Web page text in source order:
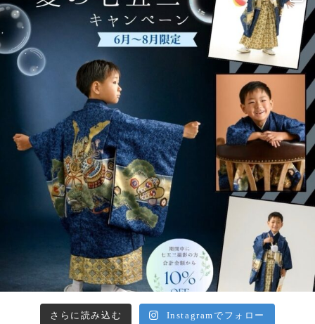
さらに読み込む Instagramでフォロー